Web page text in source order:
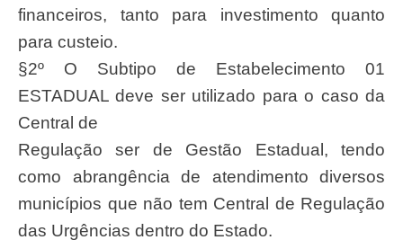
financeiros, tanto para investimento quanto
para custeio.
§2º O Subtipo de Estabelecimento 01
ESTADUAL deve ser utilizado para o caso da
Central de
Regulação ser de Gestão Estadual, tendo
como abrangência de atendimento diversos
municípios que não tem Central de Regulação
das Urgências dentro do Estado.